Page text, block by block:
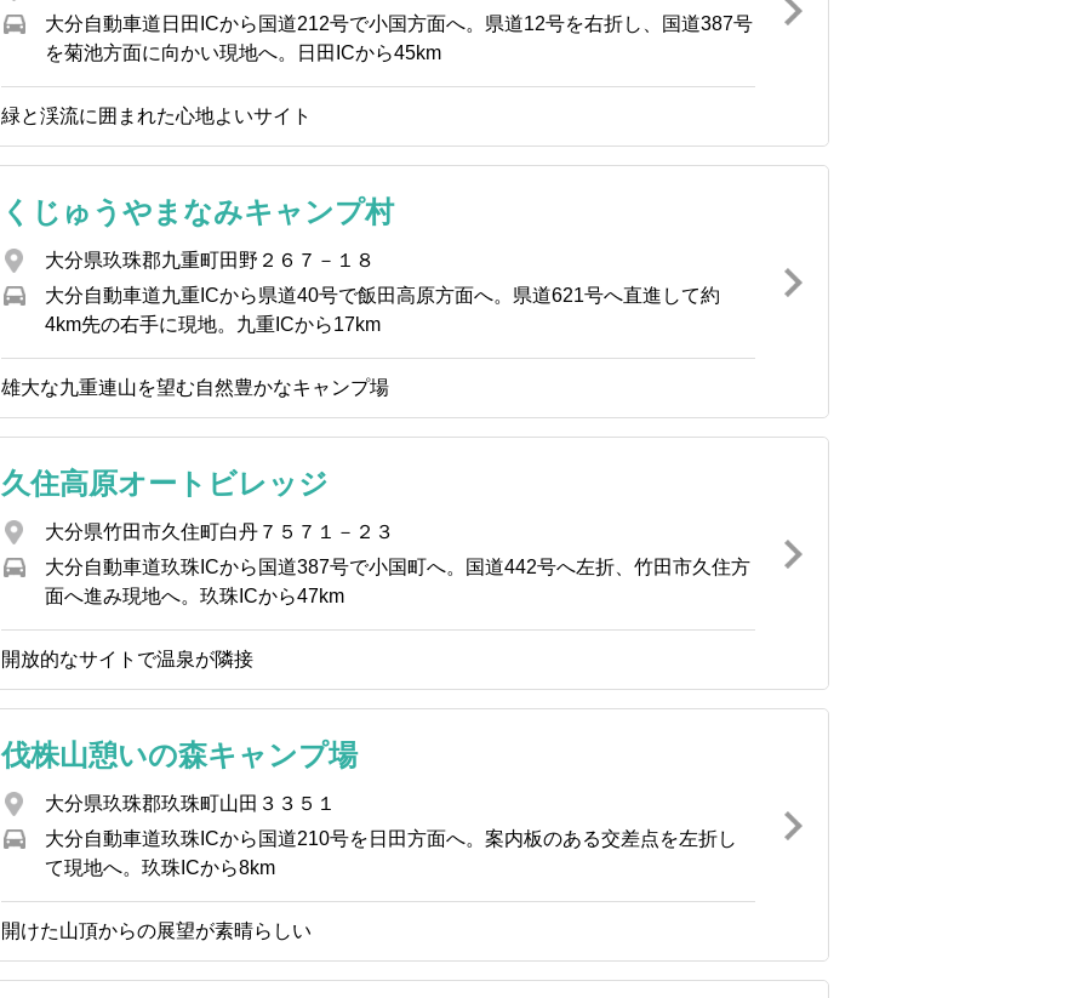
大分自動車道日田ICから国道212号で小国方面へ。県道12号を右折し、国道387号
を菊池方面に向かい現地へ。日田ICから45km
緑と渓流に囲まれた心地よいサイト
くじゅうやまなみキャンプ村
大分県玖珠郡九重町田野２６７－１８
大分自動車道九重ICから県道40号で飯田高原方面へ。県道621号へ直進して約
4km先の右手に現地。九重ICから17km
雄大な九重連山を望む自然豊かなキャンプ場
久住高原オートビレッジ
大分県竹田市久住町白丹７５７１－２３
大分自動車道玖珠ICから国道387号で小国町へ。国道442号へ左折、竹田市久住方
面へ進み現地へ。玖珠ICから47km
開放的なサイトで温泉が隣接
伐株山憩いの森キャンプ場
大分県玖珠郡玖珠町山田３３５１
大分自動車道玖珠ICから国道210号を日田方面へ。案内板のある交差点を左折し
て現地へ。玖珠ICから8km
開けた山頂からの展望が素晴らしい